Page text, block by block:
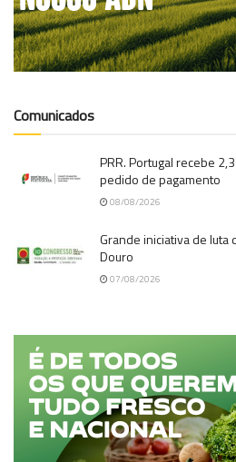
Comunicados
PRR. Portugal recebe
pedido de pagamento
08/08/2026
Grande iniciativa de
Douro
07/08/2026